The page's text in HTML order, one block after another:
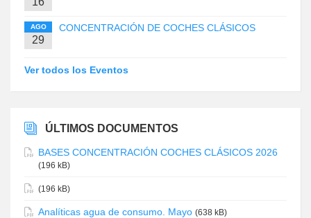
AGO
29
CONCENTRACIÓN DE COCHES CLÁSICOS
Ver todos los Eventos
ÚLTIMOS DOCUMENTOS
BASES CONCENTRACIÓN COCHES CLÁSICOS 2026
(196 kB)
(196 kB)
Analíticas agua de consumo. Mayo (638 kB)